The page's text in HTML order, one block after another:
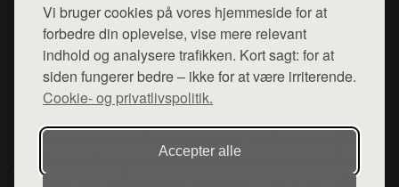
Vi bruger cookies på vores hjemmeside for at
forbedre din oplevelse, vise mere relevant
indhold og analysere trafikken. Kort sagt: for at
siden fungerer bedre – ikke for at være irriterende.
Cookie- og privatlivspolitik.
Accepter alle
Kontakt
Mail:hej@want.dk
Cookie- og privatlivspolitik
Denne side er en del af want.dk, der udgiver en række
hjemmesider med præsentation af forskellige produkter fra
diverse webshops. Der sælges ikke varer fra denne side - vi